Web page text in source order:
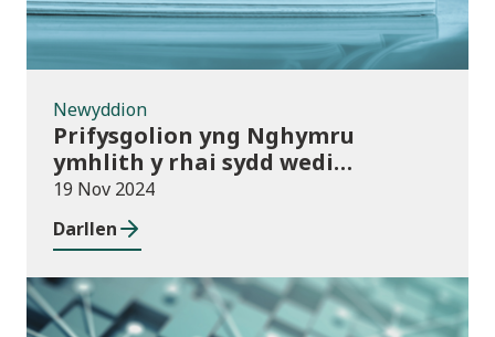
Newyddion
Prifysgolion yng Nghymru
ymhlith y rhai sydd wedi
mabwysiadu’r polisïau arfer
gorau ar gwmnïau deillio
19 Nov 2024
Darllen